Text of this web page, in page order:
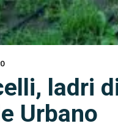
ladri
Urbano